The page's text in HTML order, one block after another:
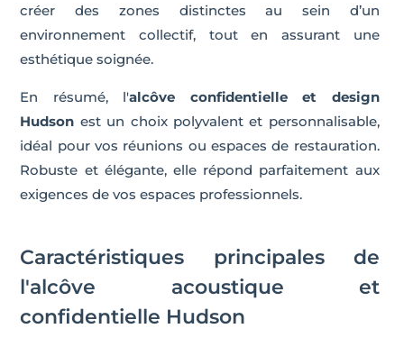
créer des zones distinctes au sein d’un
environnement collectif, tout en assurant une
esthétique soignée.
En résumé, l'alcôve confidentielle et design
Hudson est un choix polyvalent et personnalisable,
idéal pour vos réunions ou espaces de restauration.
Robuste et élégante, elle répond parfaitement aux
exigences de vos espaces professionnels.
Caractéristiques principales de
l'alcôve acoustique et
confidentielle Hudson